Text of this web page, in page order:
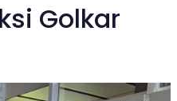
Golkar